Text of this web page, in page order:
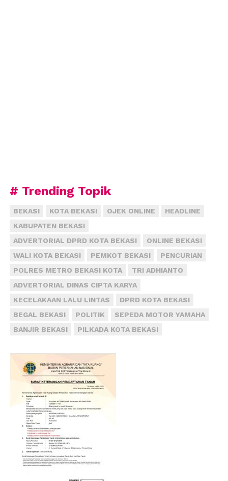
# Trending Topik
BEKASI KOTA BEKASI OJEK ONLINE
HEADLINE
KABUPATEN BEKASI
ADVERTORIAL DPRD KOTA BEKASI
ONLINE BEKASI
WALI KOTA BEKASI
PEMKOT BEKASI
PENCURIAN
POLRES METRO BEKASI KOTA
TRI ADHIANTO
ADVERTORIAL DINAS CIPTA KARYA
KECELAKAAN LALU LINTAS
DPRD KOTA BEKASI
BEGAL BEKASI
POLITIK
SEPEDA MOTOR YAMAHA
BANJIR BEKASI
PILKADA KOTA BEKASI